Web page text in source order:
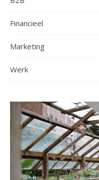
Financieel
Marketing
Werk